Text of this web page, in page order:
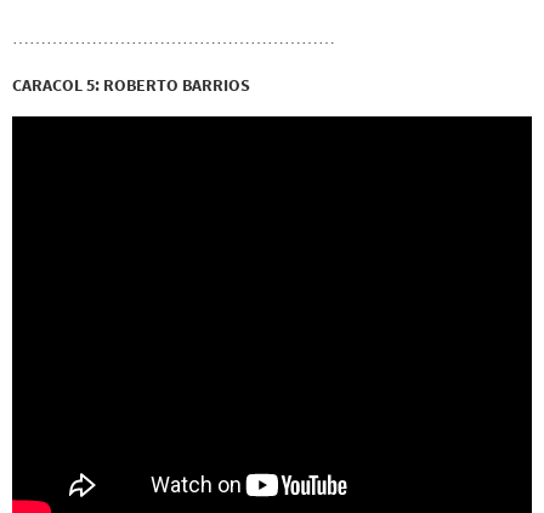
…………………………………………………
CARACOL 5: ROBERTO BARRIOS